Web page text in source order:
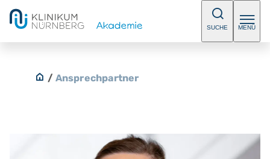
SUCHE MENÜ
/ Ansprechpartner